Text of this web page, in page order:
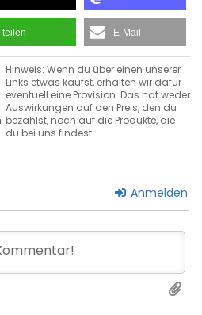
teilen E-Mail
Hinweis: Wenn du über einen unserer
Links etwas kaufst, erhalten wir dafür
eventuell eine Provision. Das hat weder
Auswirkungen auf den Preis, den du
bezahlst, noch auf die Produkte, die
du bei uns findest.
Anmelden